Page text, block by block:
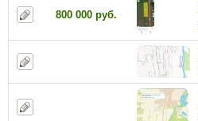
800 000 руб.